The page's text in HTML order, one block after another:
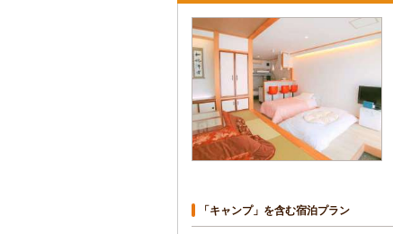
「キャンプ」を含む宿泊プラン